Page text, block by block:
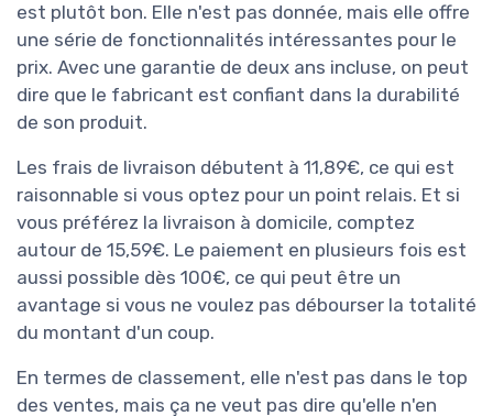
est plutôt bon. Elle n'est pas donnée, mais elle offre
une série de fonctionnalités intéressantes pour le
prix. Avec une garantie de deux ans incluse, on peut
dire que le fabricant est confiant dans la durabilité
de son produit.
Les frais de livraison débutent à 11,89€, ce qui est
raisonnable si vous optez pour un point relais. Et si
vous préférez la livraison à domicile, comptez
autour de 15,59€. Le paiement en plusieurs fois est
aussi possible dès 100€, ce qui peut être un
avantage si vous ne voulez pas débourser la totalité
du montant d'un coup.
En termes de classement, elle n'est pas dans le top
des ventes, mais ça ne veut pas dire qu'elle n'en